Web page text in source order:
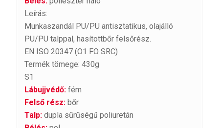
Leírás:
Munkaszandál PU/PU antisztatikus, olajálló
PU/PU talppal, hasítottbőr felsőrész.
EN ISO 20347 (O1 FO SRC)
Termék tömege: 430g
S1
Lábujjvédő:fém
Felső rész:bőr
Talp:dupla sűrűségű poliuretán